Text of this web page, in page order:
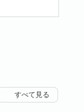
すべて見る